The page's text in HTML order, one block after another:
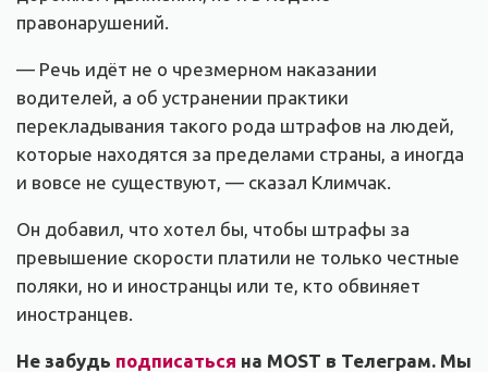
правонарушений.
— Речь идёт не о чрезмерном наказании
водителей, а об устранении практики
перекладывания такого рода штрафов на людей,
которые находятся за пределами страны, а иногда
и вовсе не существуют, — сказал Климчак.
Он добавил, что хотел бы, чтобы штрафы за
превышение скорости платили не только честные
поляки, но и иностранцы или те, кто обвиняет
иностранцев.
Не забудь подписаться на MOST в Телеграм. Мы